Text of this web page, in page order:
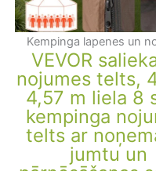
Kempinga lapenes un
VEVOR
nojumes telts,
4,57 m liela 8
kempinga
telts ar
jumtu un